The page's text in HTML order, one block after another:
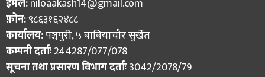
फ़ोन:९८६३१६२४८८
कार्यालय:पञ्चपुरी, ५ बाबियाचौर सुर्खेत
कम्पनी दर्ताः244287/077/078
सूचना तथा प्रसारण विभाग दर्ताः3042/2078/79